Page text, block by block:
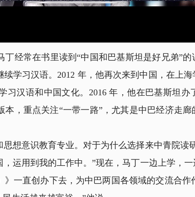
常在书里读到“中国和巴基斯坦是好兄弟”的
学习汉语。2012 年，他再次来到中国，在上
习汉语和中国文化。2016 年，他在巴基斯坦
本，重点关注“一带一路”，尤其是中巴经济走
意识教育专业。对于为什么选择来中青院读
运用到我的工作中。”现在，马丁一边上学，
一直创办下去，为中巴两国各领域的交流合作